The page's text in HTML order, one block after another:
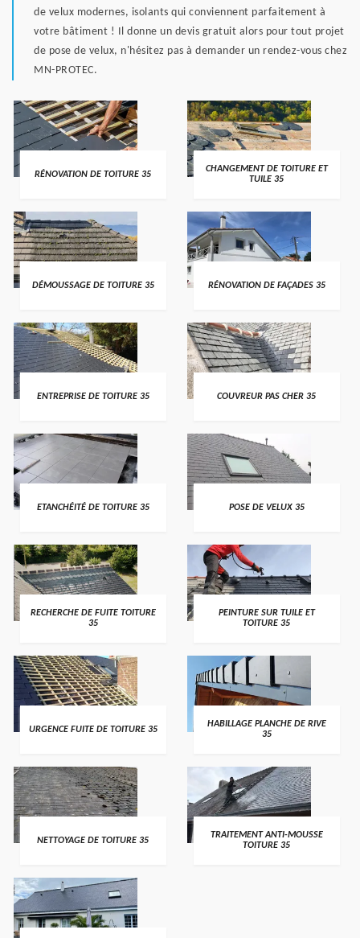
de velux modernes, isolants qui conviennent parfaitement à
votre bâtiment ! Il donne un devis gratuit alors pour tout projet
de pose de velux, n'hésitez pas à demander un rendez-vous chez
MN-PROTEC.
RÉNOVATION DE TOITURE 35
CHANGEMENT DE TOITURE ET
TUILE 35
DÉMOUSSAGE DE TOITURE 35 RÉNOVATION DE FAÇADES 35
ENTREPRISE DE TOITURE 35 COUVREUR PAS CHER 35
ETANCHÉITÉ DE TOITURE 35 POSE DE VELUX 35
RECHERCHE DE FUITE TOITURE
35
PEINTURE SUR TUILE ET
TOITURE 35
URGENCE FUITE DE TOITURE 35
HABILLAGE PLANCHE DE RIVE
35
NETTOYAGE DE TOITURE 35
TRAITEMENT ANTI-MOUSSE
TOITURE 35